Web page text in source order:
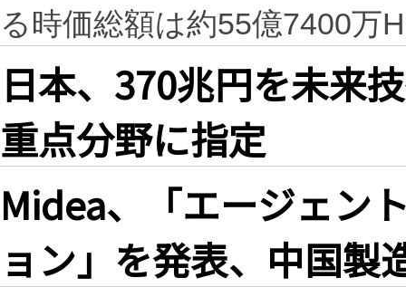
る時価総額は約55億7400万
日本、370兆円を未来
重点分野に指定
Midea、「エージェン
ョン」を発表、中国製